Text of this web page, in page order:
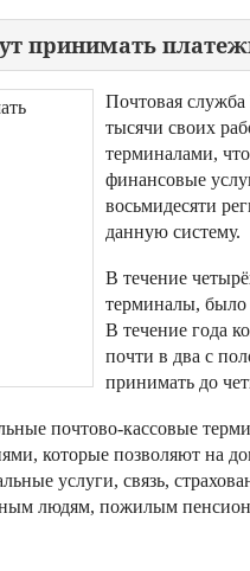
принимать
Почтовая служба
тысячи своих
терминалами,
финансовые
восьмидесяти
данную систему.
В течение
терминалы, было
В течение года
почти в два с
принимать до
почтово-кассовые
которые позволяют на
услуги, связь,
людям, пожилым